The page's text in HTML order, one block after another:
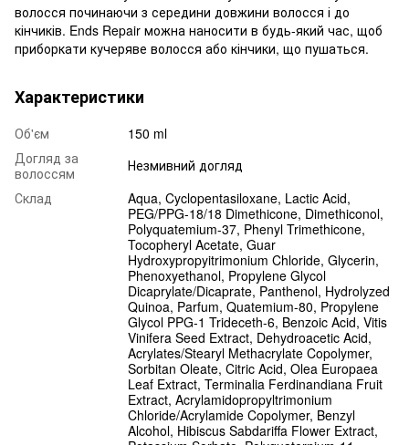
волосся починаючи з середини довжини волосся і до
кінчиків. Ends Repair можна наносити в будь-який час, щоб
приборкати кучеряве волосся або кінчики, що пушаться.
Характеристики
Об'єм
150 ml
Догляд за
волоссям
Незмивний догляд
Склад
Aqua, Cyclopentasiloxane, Lactic Acid,
PEG/PPG-18/18 Dimethicone, Dimethiconol,
Polyquatemium-37, Phenyl Trimethicone,
Tocopheryl Acetate, Guar
Hydroxypropyitrimonium Chloride, Glycerin,
Phenoxyethanol, Propylene Glycol
Dicaprylate/Dicaprate, Panthenol, Hydrolyzed
Quinoa, Parfum, Quatemium-80, Propylene
Glycol PPG-1 Trideceth-6, Benzoic Acid, Vitis
Vinifera Seed Extract, Dehydroacetic Acid,
Acrylates/Stearyl Methacrylate Copolymer,
Sorbitan Oleate, Citric Acid, Olea Europaea
Leaf Extract, Terminalia Ferdinandiana Fruit
Extract, Acrylamidopropyltrimonium
Chloride/Acrylamide Copolymer, Benzyl
Alcohol, Hibiscus Sabdariffa Flower Extract,